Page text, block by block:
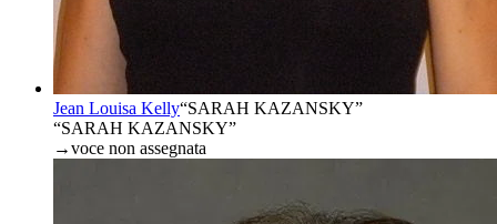
Jean Louisa Kelly“SARAH KAZANSKY”
“SARAH KAZANSKY”
→voce non assegnata